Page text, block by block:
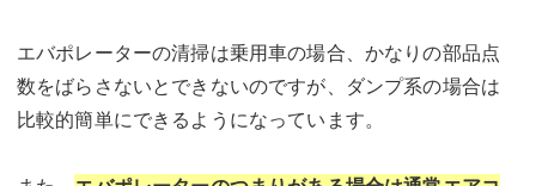
エバポレーターの清掃は乗用車の場合、かなりの部品点
数をばらさないとできないのですが、ダンプ系の場合は
比較的簡単にできるようになっています。